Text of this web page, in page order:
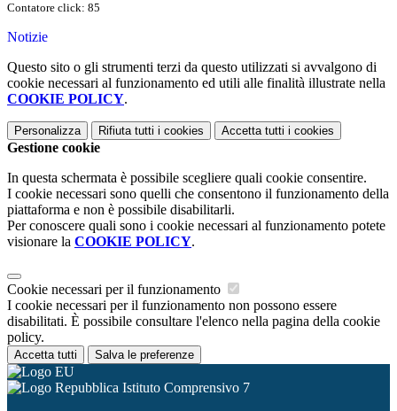
Contatore click: 85
Notizie
Questo sito o gli strumenti terzi da questo utilizzati si avvalgono di
cookie necessari al funzionamento ed utili alle finalità illustrate nella
COOKIE POLICY.
Personalizza Rifiuta tutti i cookies Accetta tutti i cookies
Gestione cookie
In questa schermata è possibile scegliere quali cookie consentire.
I cookie necessari sono quelli che consentono il funzionamento della
piattaforma e non è possibile disabilitarli.
Per conoscere quali sono i cookie necessari al funzionamento potete
visionare la COOKIE POLICY.
Cookie necessari per il funzionamento
I cookie necessari per il funzionamento non possono essere
disabilitati. È possibile consultare l'elenco nella pagina della cookie
policy.
Accetta tutti Salva le preferenze
Istituto Comprensivo 7